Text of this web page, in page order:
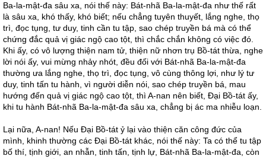
Ba-la-mật-đa sâu xa, nói thế này: Bát-nhã Ba-la-mật-đa như thế rất
là sâu xa, khó thấy, khó biết; nếu chẳng tuyên thuyết, lắng nghe, thọ
trì, đọc tụng, tư duy, tinh cần tu tập, sao chép truyền bá mà có thể
chứng đắc quả vị giác ngộ cao tột, thì chắc chắn không có việc đó.
Khi ấy, có vô lượng thiện nam tử, thiện nữ nhơn trụ Bồ-tát thừa, nghe
lời nói ấy, vui mừng nhảy nhót, đều đối với Bát-nhã Ba-la-mật-đa
thường ưa lắng nghe, thọ trì, đọc tụng, vô cùng thông lợi, như lý tư
duy, tinh tấn tu hành, vì người diễn nói, sao chép truyền bá, mau
hướng đến quả vị giác ngộ cao tột, thì A-nan nên biết, Đại Bồ-tát ấy,
khi tu hành Bát-nhã Ba-la-mật-đa sâu xa, chẳng bị ác ma nhiễu loạn.
Lại nữa, A-nan! Nếu Đại Bồ-tát ỷ lại vào thiện căn công đức của
mình, khinh thường các Đại Bồ-tát khác, nói thế này: Ta có thể tu tập
bố thí, tịnh giới, an nhẫn, tinh tấn, tịnh lự, Bát-nhã Ba-la-mật-đa, còn